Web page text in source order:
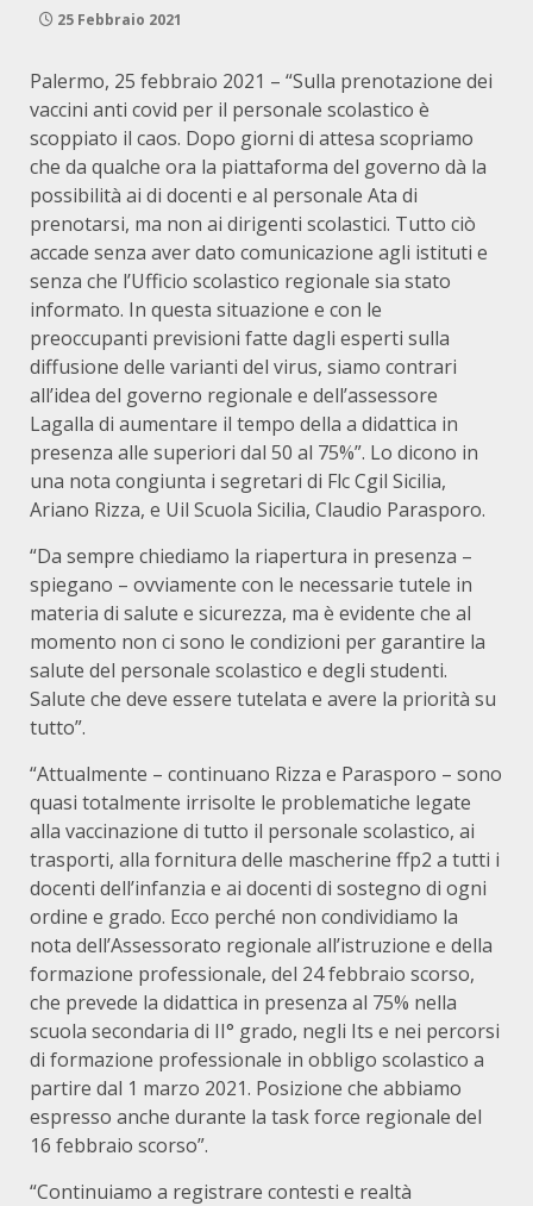
25 Febbraio 2021
Palermo, 25 febbraio 2021 – “Sulla prenotazione dei
vaccini anti covid per il personale scolastico è
scoppiato il caos. Dopo giorni di attesa scopriamo
che da qualche ora la piattaforma del governo dà la
possibilità ai di docenti e al personale Ata di
prenotarsi, ma non ai dirigenti scolastici. Tutto ciò
accade senza aver dato comunicazione agli istituti e
senza che l’Ufficio scolastico regionale sia stato
informato. In questa situazione e con le
preoccupanti previsioni fatte dagli esperti sulla
diffusione delle varianti del virus, siamo contrari
all’idea del governo regionale e dell’assessore
Lagalla di aumentare il tempo della a didattica in
presenza alle superiori dal 50 al 75%”. Lo dicono in
una nota congiunta i segretari di Flc Cgil Sicilia,
Ariano Rizza, e Uil Scuola Sicilia, Claudio Parasporo.
“Da sempre chiediamo la riapertura in presenza –
spiegano – ovviamente con le necessarie tutele in
materia di salute e sicurezza, ma è evidente che al
momento non ci sono le condizioni per garantire la
salute del personale scolastico e degli studenti.
Salute che deve essere tutelata e avere la priorità su
tutto”.
“Attualmente – continuano Rizza e Parasporo – sono
quasi totalmente irrisolte le problematiche legate
alla vaccinazione di tutto il personale scolastico, ai
trasporti, alla fornitura delle mascherine ffp2 a tutti i
docenti dell’infanzia e ai docenti di sostegno di ogni
ordine e grado. Ecco perché non condividiamo la
nota dell’Assessorato regionale all’istruzione e della
formazione professionale, del 24 febbraio scorso,
che prevede la didattica in presenza al 75% nella
scuola secondaria di II° grado, negli Its e nei percorsi
di formazione professionale in obbligo scolastico a
partire dal 1 marzo 2021. Posizione che abbiamo
espresso anche durante la task force regionale del
16 febbraio scorso”.
“Continuiamo a registrare contesti e realtà